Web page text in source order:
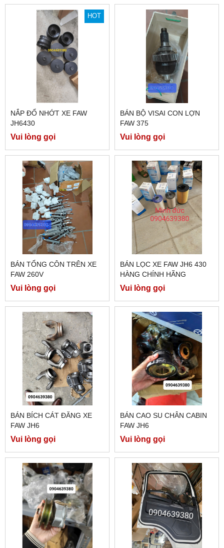
HOT
NẮP ĐỔ NHỚT XE FAW
JH6430
Vui lòng gọi
BÁN BỘ VISAI CON LỢN
FAW 375
Vui lòng gọi
BÁN TỔNG CÔN TRÊN XE
FAW 260V
Vui lòng gọi
BÁN LỌC XE FAW JH6 430
HÀNG CHÍNH HÃNG
Vui lòng gọi
BÁN BÍCH CÁT ĐĂNG XE
FAW JH6
Vui lòng gọi
BÁN CAO SU CHÂN CABIN
FAW JH6
Vui lòng gọi